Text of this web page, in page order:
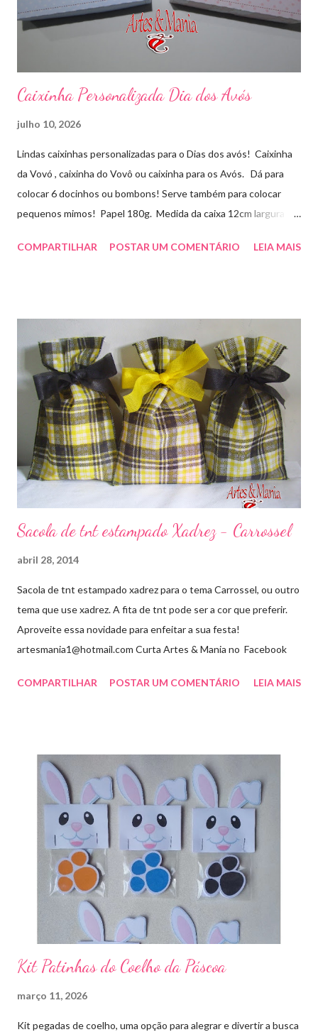
Caixinha Personalizada Dia dos Avós
julho 10, 2026
Lindas caixinhas personalizadas para o Dias dos avós! Caixinha
da Vovó , caixinha do Vovô ou caixinha para os Avós. Dá para
colocar 6 docinhos ou bombons! Serve também para colocar
pequenos mimos! Papel 180g. Medida da caixa 12cm largura x
entre em contato whatsapp . pelo e-mail :
COMPARTILHAR POSTAR UM COMENTÁRIO LEIA MAIS
Sacola de tnt estampado Xadrez - Carrossel
abril 28, 2014
Sacola de tnt estampado xadrez para o tema Carrossel, ou outro
tema que use xadrez. A fita de tnt pode ser a cor que preferir.
Aproveite essa novidade para enfeitar a sua festa!
artesmania1@hotmail.com Curta Artes & Mania no Facebook
COMPARTILHAR POSTAR UM COMENTÁRIO LEIA MAIS
Kit Patinhas do Coelho da Páscoa
março 11, 2026
Kit pegadas de coelho, uma opção para alegrar e divertir a busca